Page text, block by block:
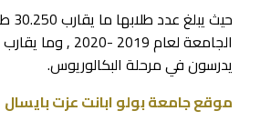
يدرسون في مرحلة البكالوريوس.
موقع جامعة بولو ابانت عزت بايسال